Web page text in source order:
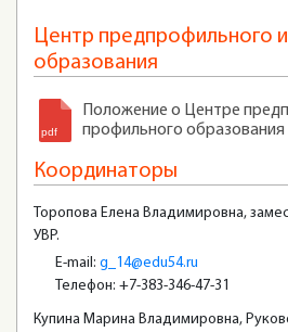
Центр предпрофильного
образования
Положение о Центре
профильного образования
Координаторы
Торопова Елена Владимировна,
УВР.
E-mail: g_14@edu54.ru
Телефон: +7-383-346-47-31
Купина Марина Владимировна,